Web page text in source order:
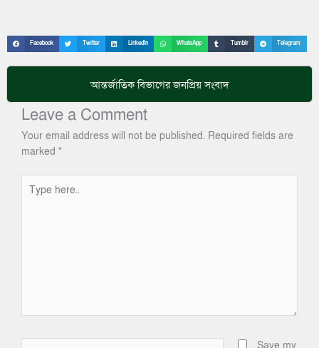
Facebook Twitter LinkedIn WhatsApp Tumblr Telegram
আন্তর্জাতিকবিভাগের জনপ্রিয় সংবাদ
Leave a Comment
Your email address will not be published. Required fields are
marked *
here..